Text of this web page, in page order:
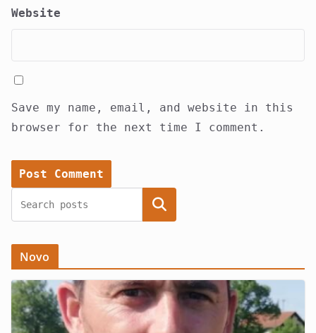
Website
Save my name, email, and website in this
browser for the next time I comment.
Search
Novo